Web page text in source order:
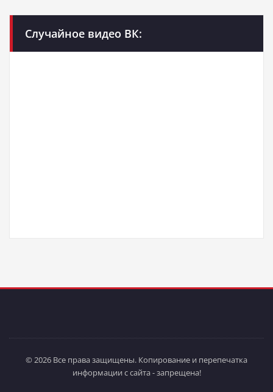
Случайное видео ВК:
© 2026 Все права защищены. Копирование и перепечатка
информации с сайта - запрещена!